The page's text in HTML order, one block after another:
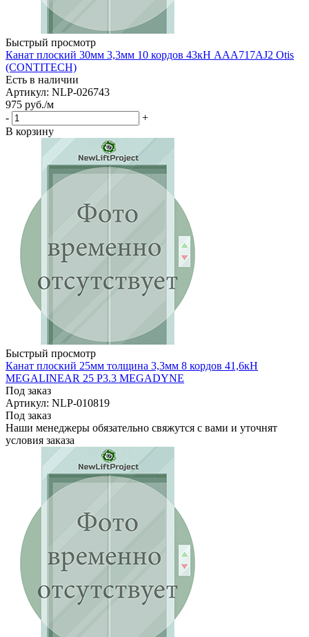
Быстрый просмотр
Канат плоский 30мм 3,3мм 10 кордов 43кН AAA717AJ2 Otis
(CONTITECH)
Есть в наличии
Артикул: NLP-026743
975 руб./м
-
+
В корзину
Быстрый просмотр
Канат плоский 25мм толщина 3,3мм 8 кордов 41,6кН
MEGALINEAR 25 P3.3 MEGADYNE
Под заказ
Артикул: NLP-010819
Под заказ
Наши менеджеры обязательно свяжутся с вами и уточнят
условия заказа